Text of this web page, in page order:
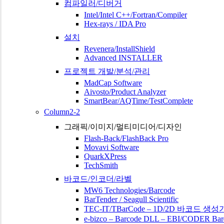
컴파일러/디버거
Intel/Intel C++/Fortran/Compiler
Hex-rays / IDA Pro
설치
Revenera/InstallShield
Advanced INSTALLER
프로젝트 개발/분석/관리
MadCap Software
Aivosto/Product Analyzer
SmartBear/AQTime/TestComplete
Column2-2
그래픽/이미지/멀티미디어/디자인
Flash-Back/FlashBack Pro
Movavi Software
QuarkXPress
TechSmith
바코드/인코더/라벨
MW6 Technologies/Barcode
BarTender / Seagull Scientific
TEC-IT/TBarCode – 1D/2D 바코드 생성기
e-bizco – Barcode DLL – EBI/CODER